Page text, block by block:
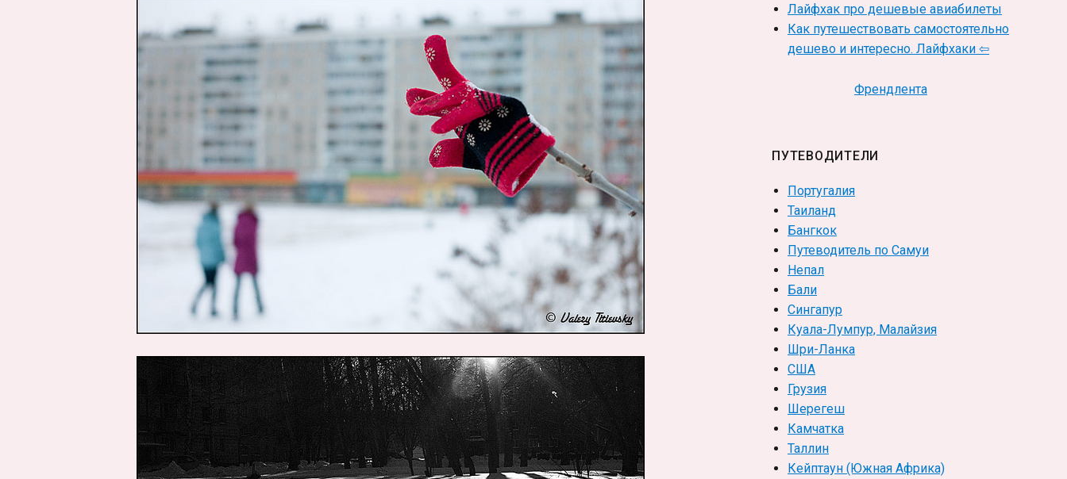
Лайфхак про дешевые авиабилеты
Как путешествовать самостоятельно
дешево и интересно. Лайфхаки ⇦
Френдлента
ПУТЕВОДИТЕЛИ
Португалия
Таиланд
Бангкок
Путеводитель по Самуи
Непал
Бали
Сингапур
Куала-Лумпур, Малайзия
Шри-Ланка
США
Грузия
Шерегеш
Камчатка
Таллин
Кейптаун (Южная Африка)